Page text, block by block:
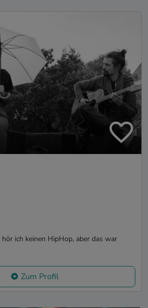
ich keinen HipHop, aber das war
Zum Profil